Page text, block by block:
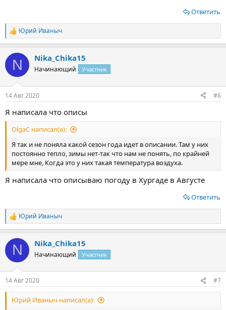
Ответить
Р
е
к
и
Юрий Иваныч
N Nika_Chika15
Начинающий Участник
14 Авг 2020 #6
Я написала что описы
OlgaС написал(а):
Я так и не поняла какой сезон года идет в описании. Там у них
постоянно тепло, зимы нет-так что нам не понять, по крайней
мере мне, Когда это у них такая температура воздуха.
Я написала что описываю погоду в Хургаде в Августе
Ответить
Р
е
к
и
Юрий Иваныч
N Nika_Chika15
Начинающий Участник
14 Авг 2020 #7
Юрий Иваныч написал(а):